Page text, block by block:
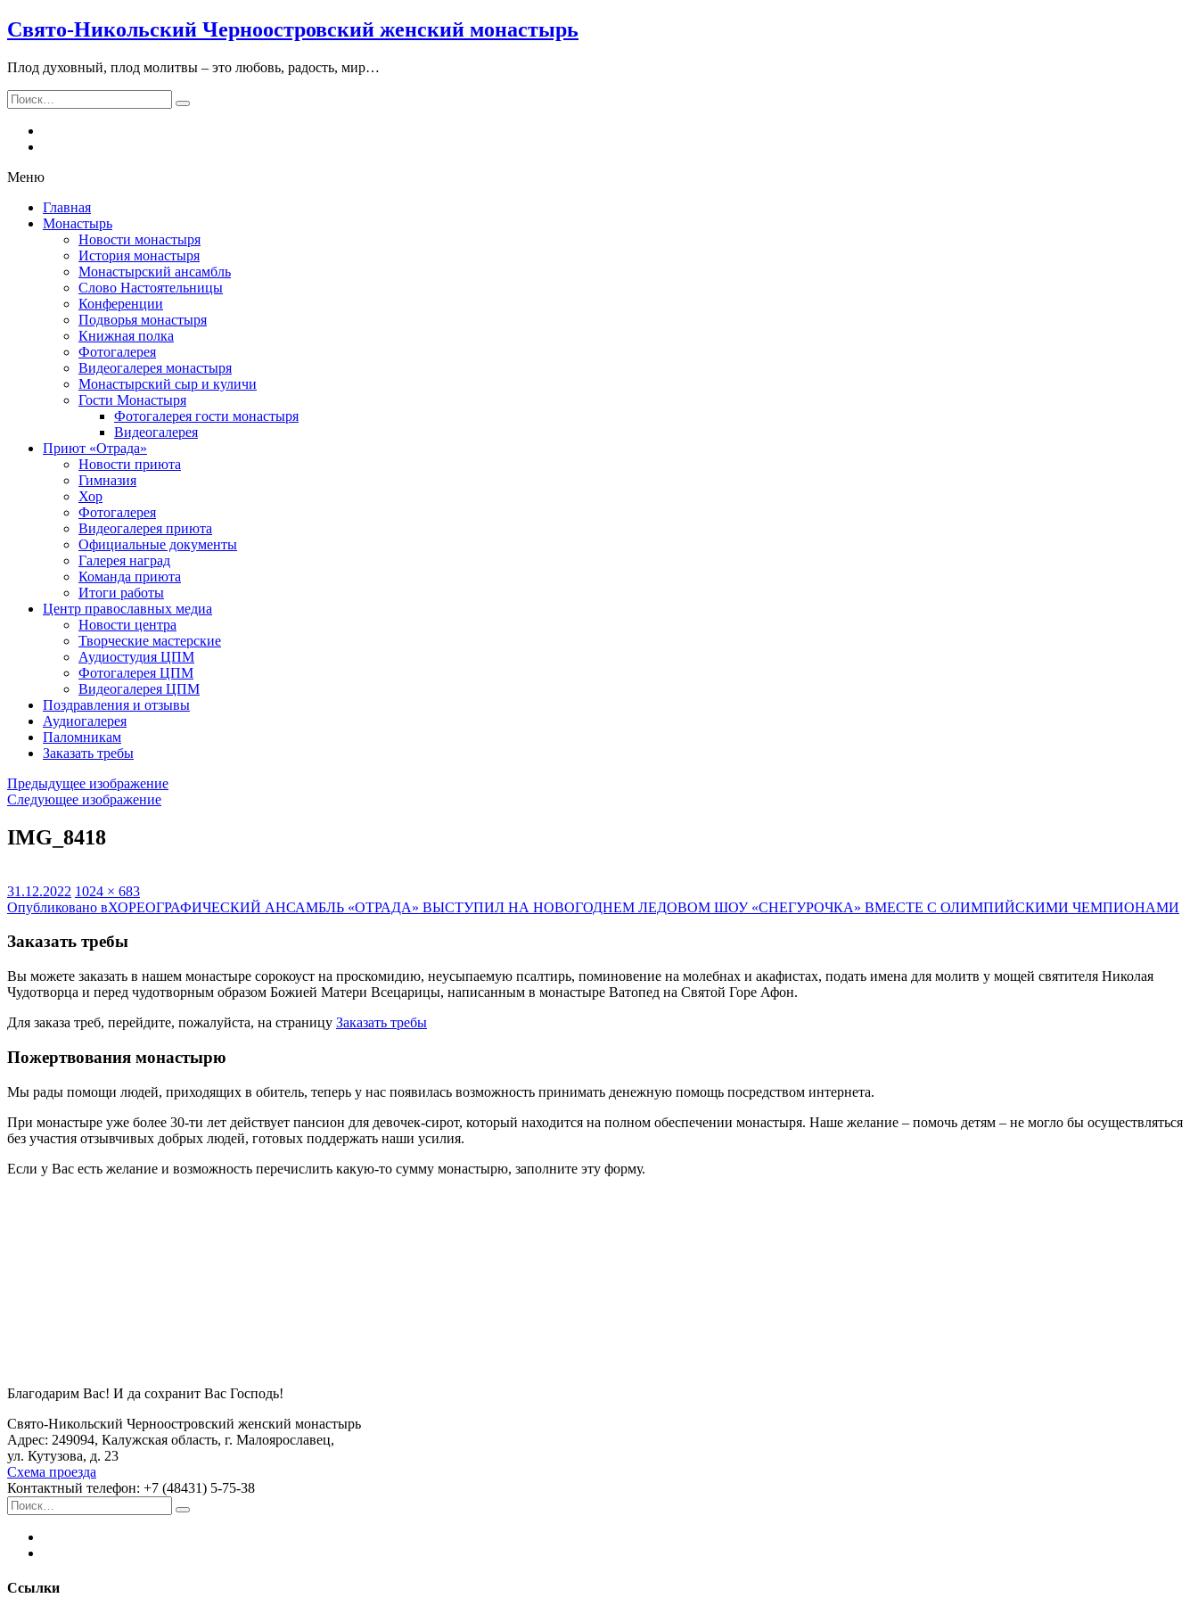
Свято-Никольский Черноостровский женский монастырь
Плод духовный, плод молитвы – это любовь, радость, мир…
Искать:
Поиск
Меню
Главная
Монастырь
Новости монастыря
История монастыря
Монастырский ансамбль
Слово Настоятельницы
Конференции
Подворья монастыря
Книжная полка
Фотогалерея
Видеогалерея монастыря
Монастырский сыр и куличи
Гости Монастыря
Фотогaлерея гости монастыря
Видеогалерея
Приют «Отрада»
Новости приюта
Гимназия
Хор
Фотогалерея
Видеогалерея приюта
Официальные документы
Галерея наград
Команда приюта
Итоги работы
Центр православных медиа
Новости центра
Творческие мастерские
Аудиостудия ЦПМ
Фотогалерея ЦПМ
Видеогалерея ЦПМ
Поздравления и отзывы
Аудиогалерея
Паломникам
Заказать требы
Предыдущее изображение
Следующее изображение
IMG_8418
Опубликовано
31.12.2022 Полный
размер
1024 × 683
Навигация
по
Опубликовано вХОРЕОГРАФИЧЕСКИЙ АНСАМБЛЬ «ОТРАДА» ВЫСТУПИЛ НА НОВОГОДНЕМ ЛЕДОВОМ ШОУ «СНЕГУРОЧКА» ВМЕСТЕ С ОЛИМПИЙСКИМИ ЧЕМПИОНАМИ
Заказать требы
Вы можете заказать в нашем монастыре сорокоуст на проскомидию, неусыпаемую псалтирь, поминовение на молебнах и акафистах, подать имена для молитв у мощей святителя Николая
Чудотворца и перед чудотворным образом Божией Матери Всецарицы, написанным в монастыре Ватопед на Святой Горе Афон.
Для заказа треб, перейдите, пожалуйста, на страницу Заказать требы
Пожертвования монастырю
Мы рады помощи людей, приходящих в обитель, теперь у нас появилась возможность принимать денежную помощь посредством интернета.
При монастыре уже более 30-ти лет действует пансион для девочек-сирот, который находится на полном обеспечении монастыря. Наше желание – помочь детям – не могло бы осуществляться
без участия отзывчивых добрых людей, готовых поддержать наши усилия.
Если у Вас есть желание и возможность перечислить какую-то сумму монастырю, заполните эту форму.
Благодарим Вас! И да сохранит Вас Господь!
Свято-Никольский Черноостровский женский монастырь
Адрес: 249094, Калужская область, г. Малоярославец,
ул. Кутузова, д. 23
Схема проезда
Контактный телефон: +7 (48431) 5-75-38
Искать:
Поиск
Ссылки